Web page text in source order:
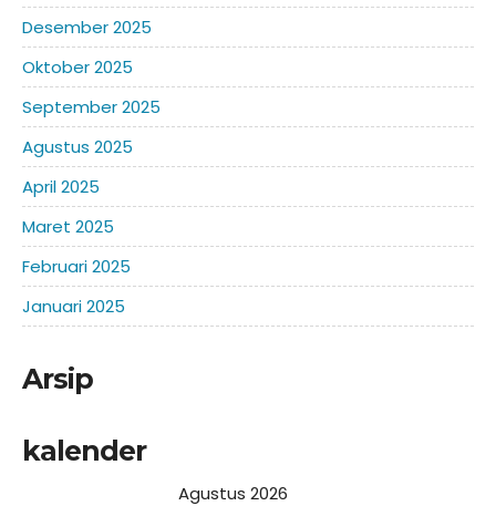
Desember 2025
Oktober 2025
September 2025
Agustus 2025
April 2025
Maret 2025
Februari 2025
Januari 2025
Arsip
kalender
Agustus 2026